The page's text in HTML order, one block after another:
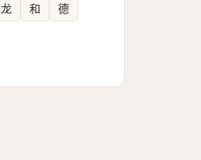
龙 和
德